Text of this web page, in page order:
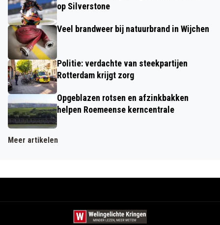
op Silverstone
Veel brandweer bij natuurbrand in Wijchen
Politie: verdachte van steekpartijen
Rotterdam krijgt zorg
Opgeblazen rotsen en afzinkbakken
helpen Roemeense kerncentrale
Meer artikelen